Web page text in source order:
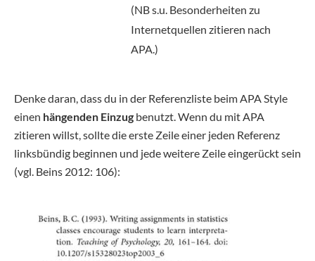
(NB s.u. Besonderheiten zu
Internetquellen zitieren nach
APA.)
Denke daran, dass du in der Referenzliste beim APA Style
einen hängenden Einzug benutzt. Wenn du mit APA
zitieren willst, sollte die erste Zeile einer jeden Referenz
linksbündig beginnen und jede weitere Zeile eingerückt sein
(vgl. Beins 2012: 106):